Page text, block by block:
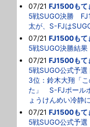
07/21 FJ1500もて
5戦SUGO決勝
太が、S-FJは
07/21 FJ1500もて
5戦SUGO決勝結果
07/21 FJ1500もて
5戦SUGO公式予
3位：鈴木大翔「
た」 S-FJポール
ょうけんめい冷静
07/21 FJ1500もて
5戦SUGO公式予